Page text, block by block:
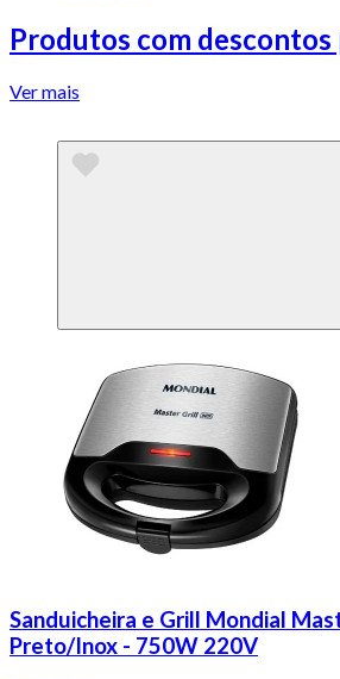
Produtos com descontos
Ver mais
Sanduicheira e Grill Mondial
Preto/Inox - 750W 220V